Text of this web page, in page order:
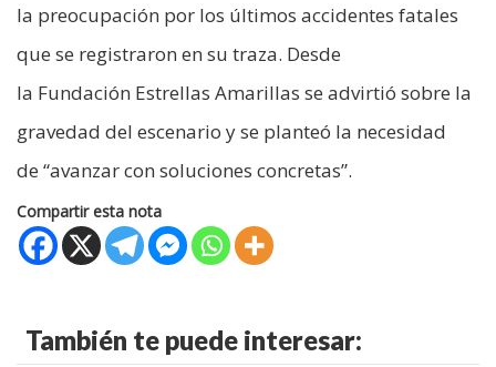
la preocupación por los últimos accidentes fatales
que se registraron en su traza. Desde
la Fundación Estrellas Amarillas se advirtió sobre la
gravedad del escenario y se planteó la necesidad
de “avanzar con soluciones concretas”.
Compartir esta nota
También te puede interesar: